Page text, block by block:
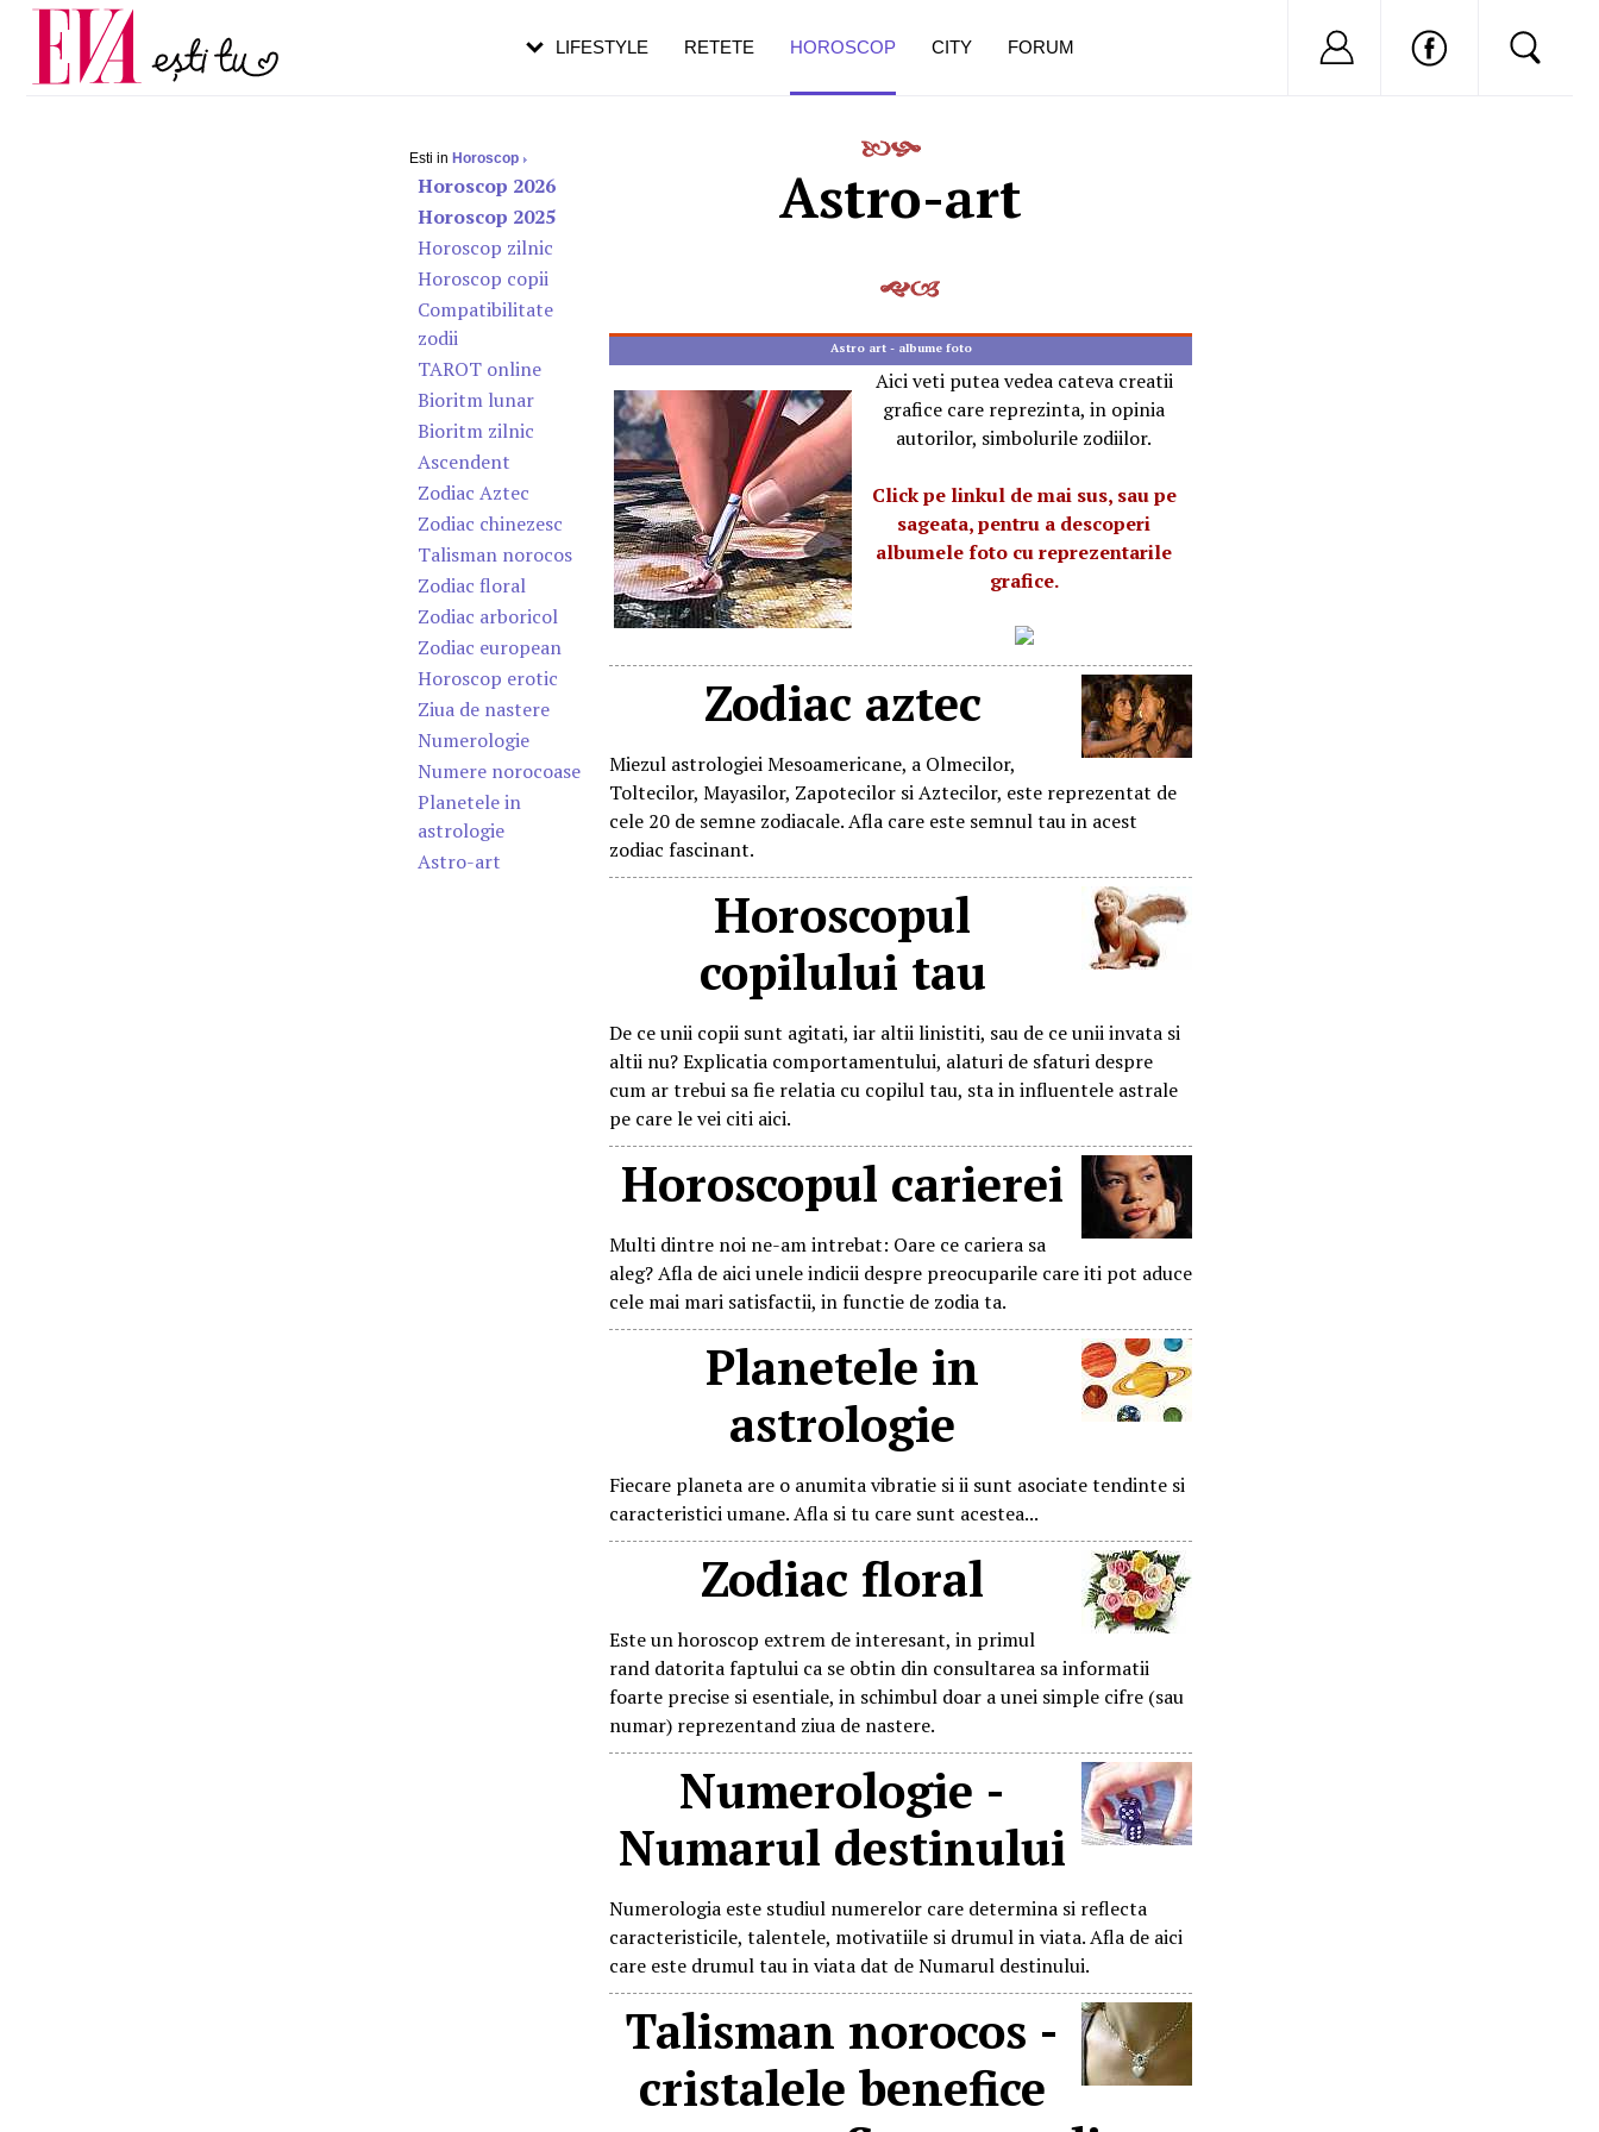
LIFESTYLE RETETE HOROSCOP CITY FORUM Nu ai cont?
Carieră
Actualitate
Astro-art
Astro art - albume foto
Aici veti putea vedea cateva creatii
grafice care reprezinta, in opinia
autorilor, simbolurile zodiilor.
Click pe linkul de mai sus, sau pe
sageata, pentru a descoperi
albumele foto cu reprezentarile
grafice.
Zodiac aztec
Miezul astrologiei Mesoamericane, a Olmecilor,
Toltecilor, Mayasilor, Zapotecilor si Aztecilor, este reprezentat de
cele 20 de semne zodiacale. Afla care este semnul tau in acest
zodiac fascinant.
Horoscopul
copilului tau
De ce unii copii sunt agitati, iar altii linistiti, sau de ce unii invata si
altii nu? Explicatia comportamentului, alaturi de sfaturi despre
cum ar trebui sa fie relatia cu copilul tau, sta in influentele astrale
pe care le vei citi aici.
Horoscopul carierei
Multi dintre noi ne-am intrebat: Oare ce cariera sa
aleg? Afla de aici unele indicii despre preocuparile care iti pot aduce
cele mai mari satisfactii, in functie de zodia ta.
Planetele in
astrologie
Fiecare planeta are o anumita vibratie si ii sunt asociate tendinte si
caracteristici umane. Afla si tu care sunt acestea...
Zodiac floral
Este un horoscop extrem de interesant, in primul
rand datorita faptului ca se obtin din consultarea sa informatii
foarte precise si esentiale, in schimbul doar a unei simple cifre (sau
numar) reprezentand ziua de nastere.
Numerologie -
Numarul destinului
Numerologia este studiul numerelor care determina si reflecta
caracteristicile, talentele, motivatiile si drumul in viata. Afla de aici
care este drumul tau in viata dat de Numarul destinului.
Talisman norocos -
cristalele benefice
Esti in Horoscop
Horoscop 2026
Horoscop 2025
Horoscop zilnic
Horoscop copii
Compatibilitate
zodii
TAROT online
Bioritm lunar
Bioritm zilnic
Ascendent
Zodiac Aztec
Zodiac chinezesc
Talisman norocos
Zodiac floral
Zodiac arboricol
Zodiac european
Horoscop erotic
Ziua de nastere
Numerologie
Numere norocoase
Planetele in
astrologie
Astro-art